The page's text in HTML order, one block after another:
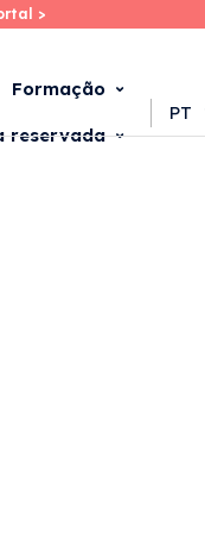
>
>
Formação
reservada
PT